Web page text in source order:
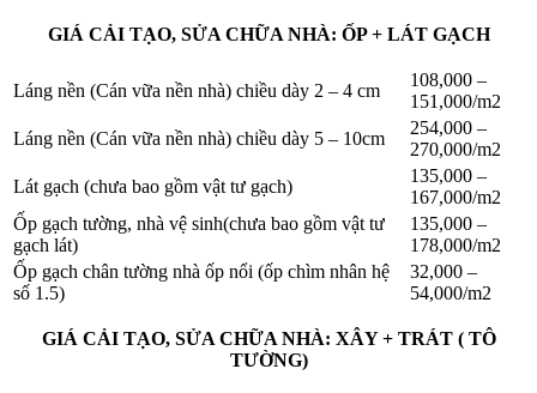
GIÁ CẢI TẠO, SỬA CHỮA NHÀ: ỐP + LÁT GẠCH
Láng nền (Cán vữa nền nhà) chiều dày 2 – 4 cm
108,000 –
151,000/m2
Láng nền (Cán vữa nền nhà) chiều dày 5 – 10cm
254,000 –
270,000/m2
Lát gạch (chưa bao gồm vật tư gạch)
135,000 –
167,000/m2
Ốp gạch tường, nhà vệ sinh(chưa bao gồm vật tư
gạch lát)
135,000 –
178,000/m2
Ốp gạch chân tường nhà ốp nổi (ốp chìm nhân hệ
số 1.5)
32,000 –
54,000/m2
GIÁ CẢI TẠO, SỬA CHỮA NHÀ: XÂY + TRÁT ( TÔ
TƯỜNG)